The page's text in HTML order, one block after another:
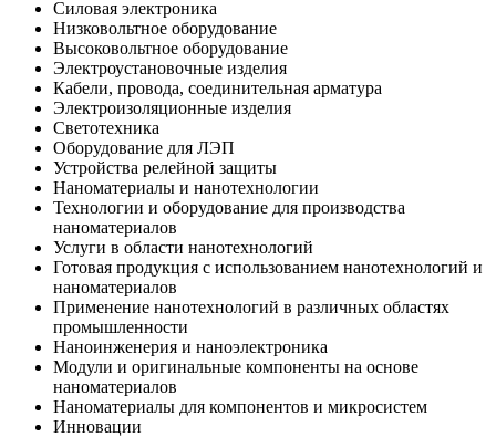
Силовая электроника
Низковольтное оборудование
Высоковольтное оборудование
Электроустановочные изделия
Кабели, провода, соединительная арматура
Электроизоляционные изделия
Светотехника
Оборудование для ЛЭП
Устройства релейной защиты
Наноматериалы и нанотехнологии
Технологии и оборудование для производства
наноматериалов
Услуги в области нанотехнологий
Готовая продукция с использованием нанотехнологий и
наноматериалов
Применение нанотехнологий в различных областях
промышленности
Наноинженерия и наноэлектроника
Модули и оригинальные компоненты на основе
наноматериалов
Наноматериалы для компонентов и микросистем
Инновации